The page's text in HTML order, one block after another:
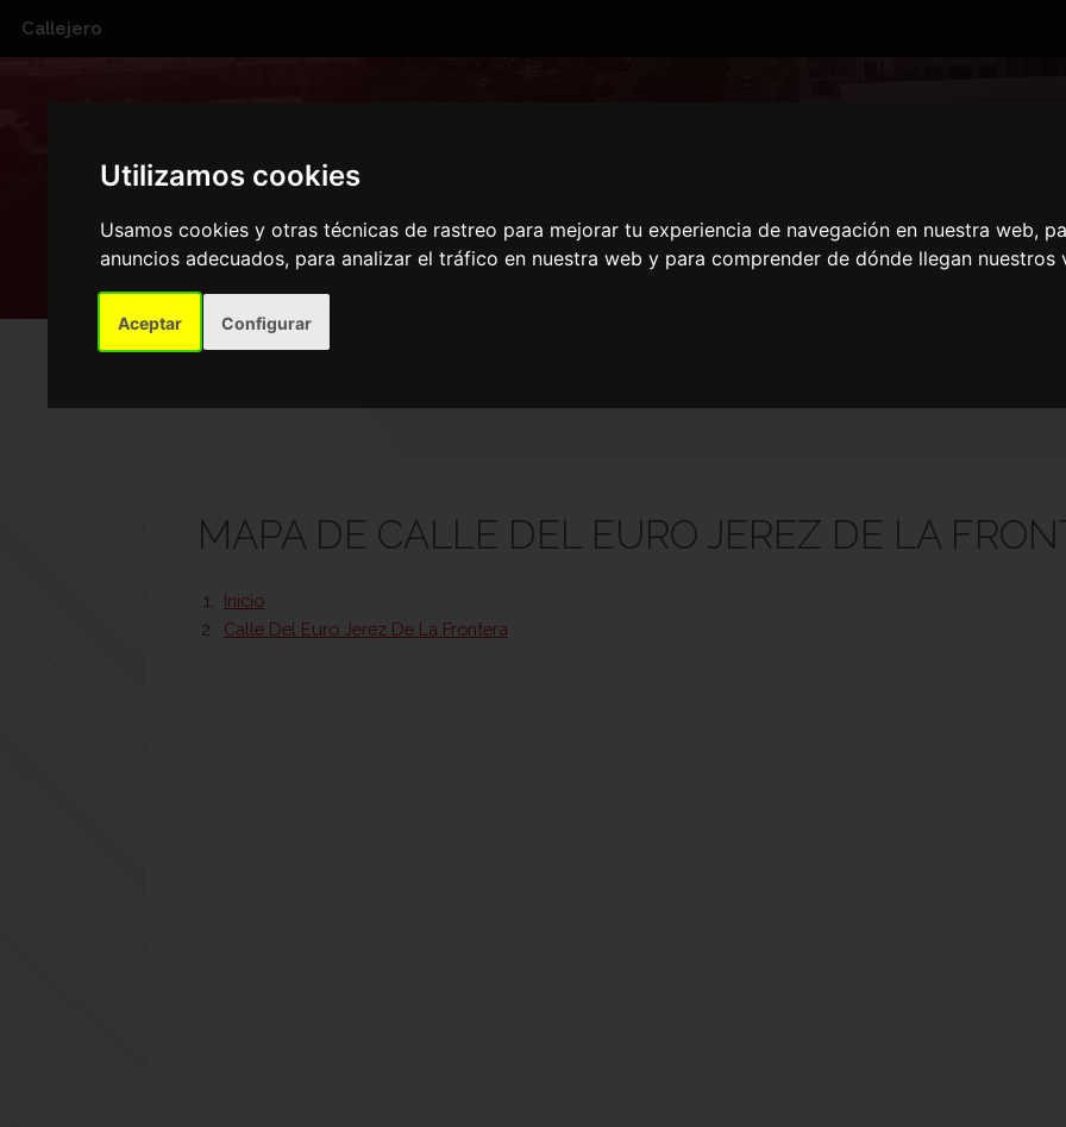
Utilizamos cookies
Usamos cookies y otras técnicas de rastreo para mejorar tu experiencia de navegación en nuestra web,
anuncios adecuados, para analizar el tráfico en nuestra web y para comprender de dónde llegan nuestros
Aceptar Configurar
Callejero
CALLE DEL EURO JEREZ DE LA
MAPA DE CALLE DEL EURO JEREZ DE LA
Inicio
Calle Del Euro Jerez De La Frontera